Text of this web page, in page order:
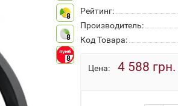
8
8
8
Рейтинг:
Производитель:
Код Товара:
Цена: 4 588 грн.